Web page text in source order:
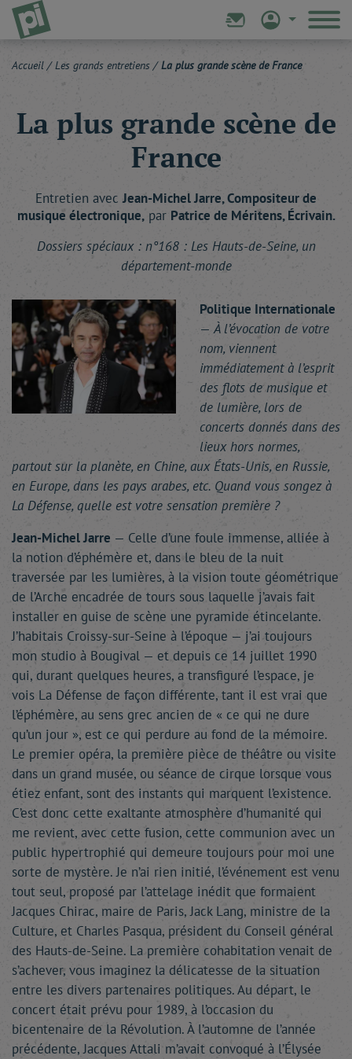
Accueil / Les grands entretiens / La plus grande scène de France
La plus grande scène de
France
Entretien avec Jean-MichelJarre, Compositeur de
musique électronique,par Patrice de Méritens, Écrivain.
Dossiers spéciaux : n°168 : Les Hauts-de-Seine, un
département-monde
Politique Internationale
—À l’évocation de votre
nom, viennent
immédiatement à l’esprit
des flots de musique et
de lumière, lors de
concerts donnés dans des
lieux hors normes,
partout sur la planète, en Chine, aux États-Unis, en Russie,
en Europe, dans les pays arabes, etc. Quand vous songez à
La Défense, quelle est votre sensation première ?
Jean-Michel Jarre — Celle d’une foule immense, alliée à
la notion d’éphémère et, dans le bleu de la nuit
traversée par les lumières, à la vision toute géométrique
de l’Arche encadrée de tours sous laquelle j’avais fait
installer en guise de scène une pyramide étincelante.
J’habitais Croissy-sur-Seine à l’époque — j’ai toujours
mon studio à Bougival — et depuis ce 14 juillet 1990
qui, durant quelques heures, a transfiguré l’espace, je
vois La Défense de façon différente, tant il est vrai que
l’éphémère, au sens grec ancien de « ce qui ne dure
qu’un jour », est ce qui perdure au fond de la mémoire.
Le premier opéra, la première pièce de théâtre ou visite
dans un grand musée, ou séance de cirque lorsque vous
étiez enfant, sont des instants qui marquent l’existence.
C’est donc cette exaltante atmosphère d’humanité qui
me revient, avec cette fusion, cette communion avec un
public hypertrophié qui demeure toujours pour moi une
sorte de mystère. Je n’ai rien initié, l’événement est venu
tout seul, proposé par l’attelage inédit que formaient
Jacques Chirac, maire de Paris, Jack Lang, ministre de la
Culture, et Charles Pasqua, président du Conseil général
des Hauts-de-Seine. La première cohabitation venait de
s’achever, vous imaginez la délicatesse de la situation
entre les divers partenaires politiques. Au départ, le
concert était prévu pour 1989, à l’occasion du
bicentenaire de la Révolution. À l’automne de l’année
précédente, Jacques Attali m’avait convoqué à l’Élysée